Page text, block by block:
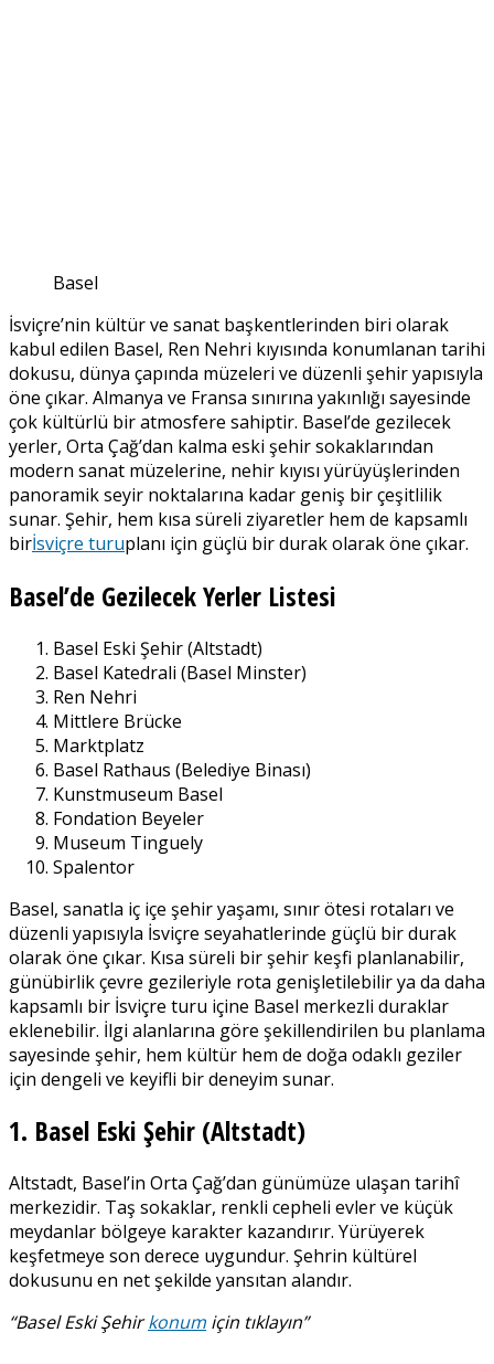
Basel
İsviçre’nin kültür ve sanat başkentlerinden biri olarak
kabul edilen Basel, Ren Nehri kıyısında konumlanan tarihi
dokusu, dünya çapında müzeleri ve düzenli şehir yapısıyla
öne çıkar. Almanya ve Fransa sınırına yakınlığı sayesinde
çok kültürlü bir atmosfere sahiptir. Basel’de gezilecek
yerler, Orta Çağ’dan kalma eski şehir sokaklarından
modern sanat müzelerine, nehir kıyısı yürüyüşlerinden
panoramik seyir noktalarına kadar geniş bir çeşitlilik
sunar. Şehir, hem kısa süreli ziyaretler hem de kapsamlı
birİsviçre turuplanı için güçlü bir durak olarak öne çıkar.
Basel’de Gezilecek Yerler Listesi
Basel Eski Şehir (Altstadt)
Basel Katedrali (Basel Minster)
Ren Nehri
Mittlere Brücke
Marktplatz
Basel Rathaus (Belediye Binası)
Kunstmuseum Basel
Fondation Beyeler
Museum Tinguely
Spalentor
Basel, sanatla iç içe şehir yaşamı, sınır ötesi rotaları ve
düzenli yapısıyla İsviçre seyahatlerinde güçlü bir durak
olarak öne çıkar. Kısa süreli bir şehir keşfi planlanabilir,
günübirlik çevre gezileriyle rota genişletilebilir ya da daha
kapsamlı bir İsviçre turu içine Basel merkezli duraklar
eklenebilir. İlgi alanlarına göre şekillendirilen bu planlama
sayesinde şehir, hem kültür hem de doğa odaklı geziler
için dengeli ve keyifli bir deneyim sunar.
1. Basel Eski Şehir (Altstadt)
Altstadt, Basel’in Orta Çağ’dan günümüze ulaşan tarihî
merkezidir. Taş sokaklar, renkli cepheli evler ve küçük
meydanlar bölgeye karakter kazandırır. Yürüyerek
keşfetmeye son derece uygundur. Şehrin kültürel
dokusunu en net şekilde yansıtan alandır.
“Basel Eski Şehirkonum için tıklayın”